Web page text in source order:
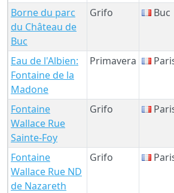
Borne du parc
du Château de
Buc
Grifo Buc
Eau de l'Albien:
Fontaine de la
Madone
Primavera
Fontaine
Wallace Rue
Sainte-Foy
Grifo
Fontaine
Wallace Rue ND
de Nazareth
Grifo